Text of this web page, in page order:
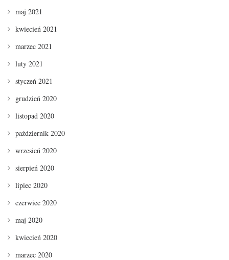
maj 2021
kwiecień 2021
marzec 2021
luty 2021
styczeń 2021
grudzień 2020
listopad 2020
październik 2020
wrzesień 2020
sierpień 2020
lipiec 2020
czerwiec 2020
maj 2020
kwiecień 2020
marzec 2020